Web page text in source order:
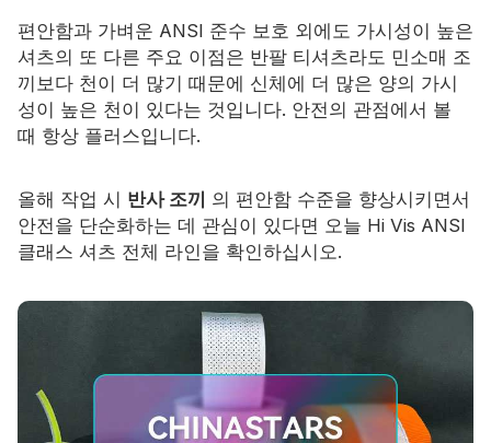
편안함과 가벼운 ANSI 준수 보호 외에도 가시성이 높은
셔츠의 또 다른 주요 이점은 반팔 티셔츠라도 민소매 조
끼보다 천이 더 많기 때문에 신체에 더 많은 양의 가시
성이 높은 천이 있다는 것입니다. 안전의 관점에서 볼
때 항상 플러스입니다.
올해 작업 시 반사 조끼 의 편안함 수준을 향상시키면서
안전을 단순화하는 데 관심이 있다면 오늘 Hi Vis ANSI
클래스 셔츠 전체 라인을 확인하십시오.